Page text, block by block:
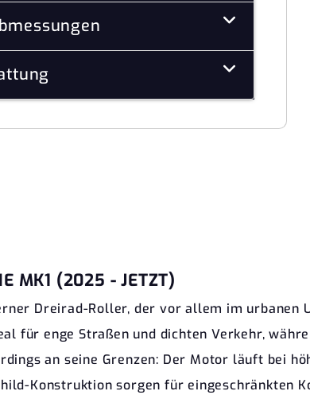
MK1 (2025 - JETZT)
Dreirad-Roller, der vor allem im urbanen
für enge Straßen und dichten Verkehr,
an seine Grenzen: Der Motor läuft bei
Konstruktion sorgen für eingeschränkten